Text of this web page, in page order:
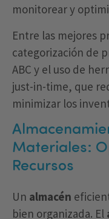
monitorear y
Entre las mejores
categorización de
ABC y el uso de
just-in-time, que
minimizar los
Materiales:
Recursos
Un almacén
bien organizada. El